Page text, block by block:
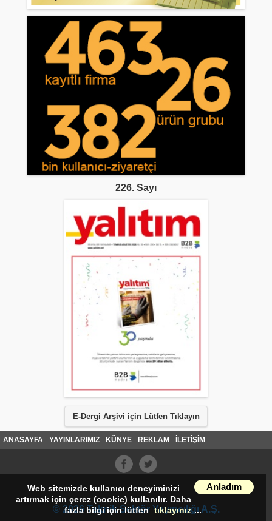
226. Sayı
E-Dergi Arşivi için Lütfen Tıklayın
Anladım
Web sitemizde kullanıcı deneyiminizi
artırmak için çerez (cookie) kullanılır. Daha
fazla bilgi için lütfen tıklayınız ...
ANASAYFA YAYINLARIMIZ KÜNYE REKLAM İLETİŞİM
© 2026 Teknik Sektör Yayıncılığı A.Ş.